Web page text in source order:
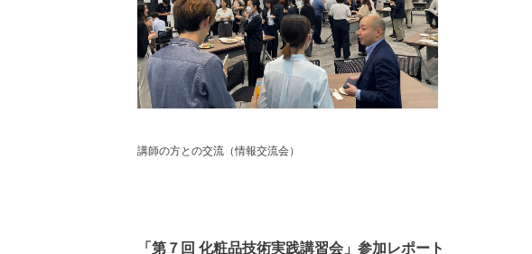
講師の方との交流（情報交流会）
「第７回 化粧品技術実践講習会」参加レポート